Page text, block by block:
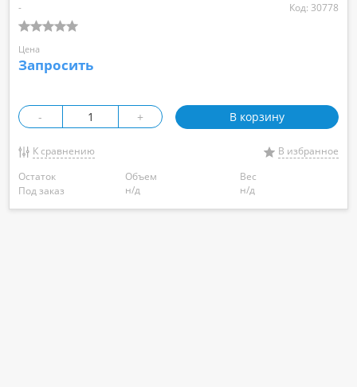
- Код: 30778
Цена
Запросить
- + В корзину
К сравнению
В избранное
Остаток
Под заказ
Объем
н/д
Вес
н/д